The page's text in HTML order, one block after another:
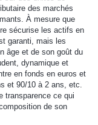
des marchés
À mesure que
sécurise les actifs en
garanti, mais les
âge et de son goût du
dynamique et
en fonds en euros et
et 90/10 à 2 ans, etc.
transparence ce qui
de son